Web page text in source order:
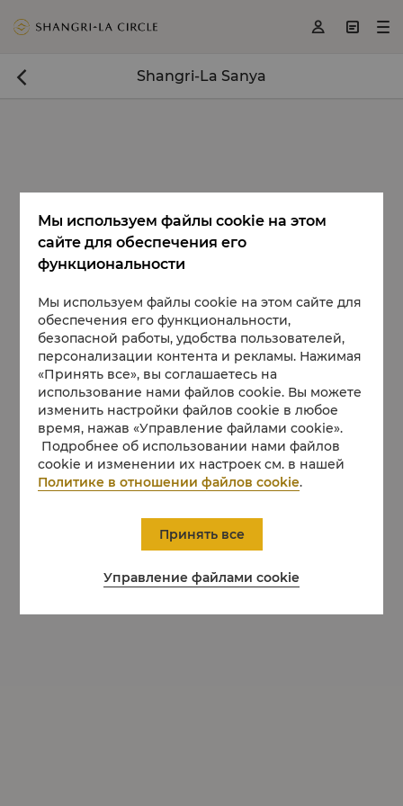
  
 Shangri-La Sanya
Мы используем файлы cookie на этом
сайте для обеспечения его
функциональности
Мы используем файлы cookie на этом сайте для
обеспечения его функциональности,
безопасной работы, удобства пользователей,
персонализации контента и рекламы. Нажимая
«Принять все», вы соглашаетесь на
использование нами файлов cookie. Вы можете
изменить настройки файлов cookie в любое
время, нажав «Управление файлами cookie».
Подробнее об использовании нами файлов
cookie и изменении их настроек см. в нашей
Политике в отношении файлов cookie.
Управление файлами cookie
Принять все